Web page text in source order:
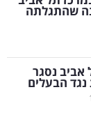
שהתגלתה
נסגר
נגד הבעלים